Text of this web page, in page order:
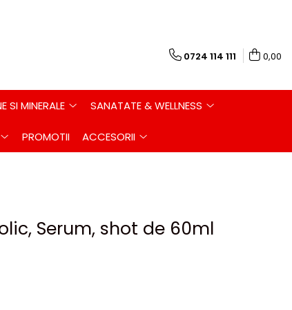
0724 114 111 0,00
SI MINERALE SANATATE & WELLNESS
PROMOTII ACCESORII
Serum, shot de 60ml